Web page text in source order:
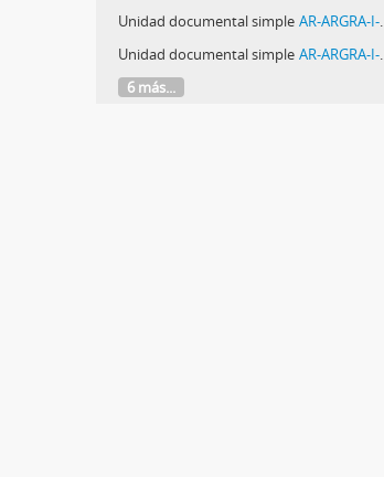
Unidad documental simple AR-ARGRA-I-M19Y20-1-57-0823 - Foto 0823: Gonzalo Martínez
Unidad documental simple AR-ARGRA-I-M19Y20-1-57-0824 - Foto 0824: Gonzalo Martínez
6 más...